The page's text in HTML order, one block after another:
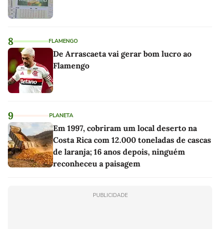
8 FLAMENGO
De Arrascaeta vai gerar bom lucro ao
Flamengo
9 PLANETA
Em 1997, cobriram um local deserto na
Costa Rica com 12.000 toneladas de cascas
de laranja; 16 anos depois, ninguém
reconheceu a paisagem
PUBLICIDADE